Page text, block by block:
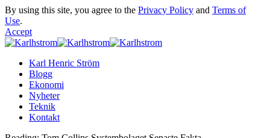
By using this site, you agree to the Privacy Policy and Terms of
Use.
Accept
Karl Henric Ström
Blogg
Ekonomi
Nyheter
Teknik
Kontakt